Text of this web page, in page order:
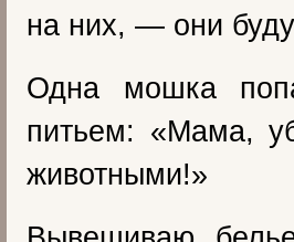
на них, — они
Одна мошка
питьем: «Мама,
животными!»